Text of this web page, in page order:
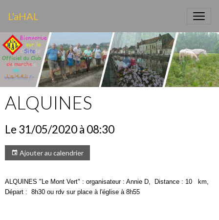
L'aHAL
ALQUINES
Le 31/05/2020à 08:30
Ajouter au calendrier
ALQUINES "Le Mont Vert" : organisateur : Annie D, Distance : 10
km,
Départ : 8h30 ou rdv sur place à l'église à 8h55